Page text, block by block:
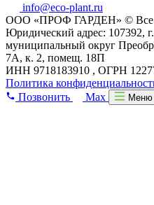
info@eco-plant.ru
ООО «ПРОФ ГАРДЕН» © Все
Юридический адрес: 107392,
муниципальный округ
7А, к. 2, помещ. 18П
ИНН 9718183910 , ОГРН
Политика
Позвонить
Max Меню